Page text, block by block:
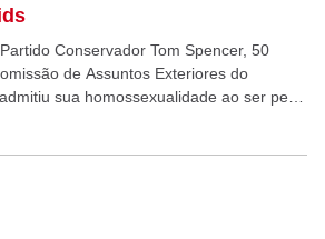
Conservador Tom Spencer, 50
de Assuntos Exteriores do
sua homossexualidade ao ser pego